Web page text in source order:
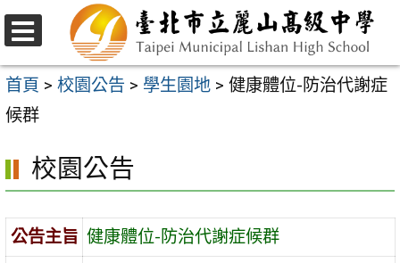
跳
至
主
要
容
區
選
單
首頁 > 校園公告 > 學生園地 > 健康體位-防治代謝症
候群
校園公告
公告主旨 健康體位-防治代謝症候群